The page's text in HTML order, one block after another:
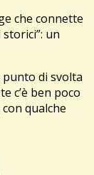
che connette
un
di svolta
c’è ben poco
qualche